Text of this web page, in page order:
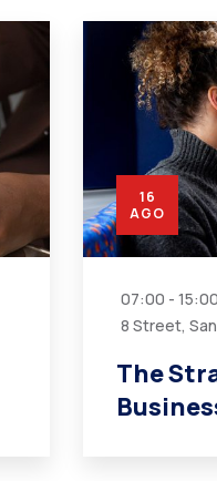
16
AGO
07:00 - 15:00
8 Street,
The